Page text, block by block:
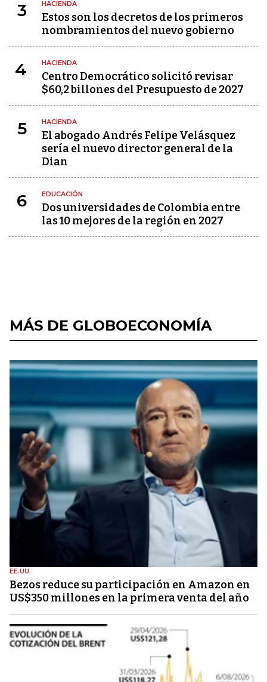
3 HACIENDA
Estos son los decretos de los primeros
nombramientos del nuevo gobierno
4 HACIENDA
Centro Democrático solicitó revisar
$60,2 billones del Presupuesto de 2027
5 HACIENDA
El abogado Andrés Felipe Velásquez
sería el nuevo director general de la
Dian
6 EDUCACIÓN
Dos universidades de Colombia entre
las 10 mejores de la región en 2027
MÁS DE GLOBOECONOMÍA
EE.UU.
Bezos reduce su participación en Amazon en
US$350 millones en la primera venta del año